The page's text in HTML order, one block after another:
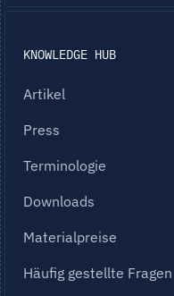
KNOWLEDGE HUB
Artikel
Press
Terminologie
Downloads
Materialpreise
Häufig gestellte Fragen